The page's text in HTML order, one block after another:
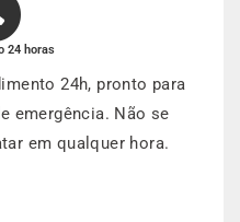
24 horas
24h, pronto para
emergência. Não se
em qualquer hora.